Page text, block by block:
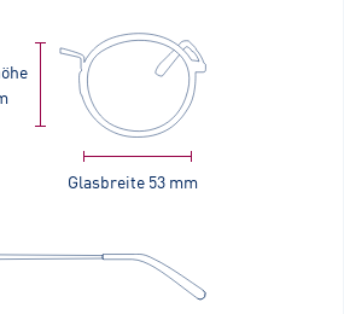
Glasbreite 53 mm